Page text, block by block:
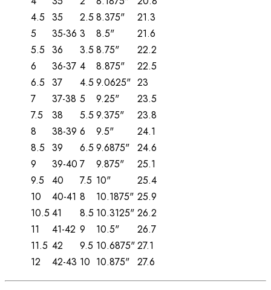
4.5 35 2.5 8.375"
21.3
5
35-36 3 8.5"
21.6
5.5 36 3.5 8.75"
22.2
6
36-37 4 8.875"
22.5
6.5 37 4.5 9.0625" 23
7
37-38 5 9.25"
23.5
7.5
38 5.5 9.375"
23.8
8
38-39 6 9.5"
24.1
8.5 39 6.5 9.6875" 24.6
9
39-40 7 9.875"
25.1
9.5
40 7.5 10"
25.4
10
40-41 8 10.1875" 25.9
10.5 41 8.5 10.3125" 26.2
11
41-42 9 10.5"
26.7
11.5 42 9.5 10.6875"27.1
12
42-43 10 10.875" 27.6